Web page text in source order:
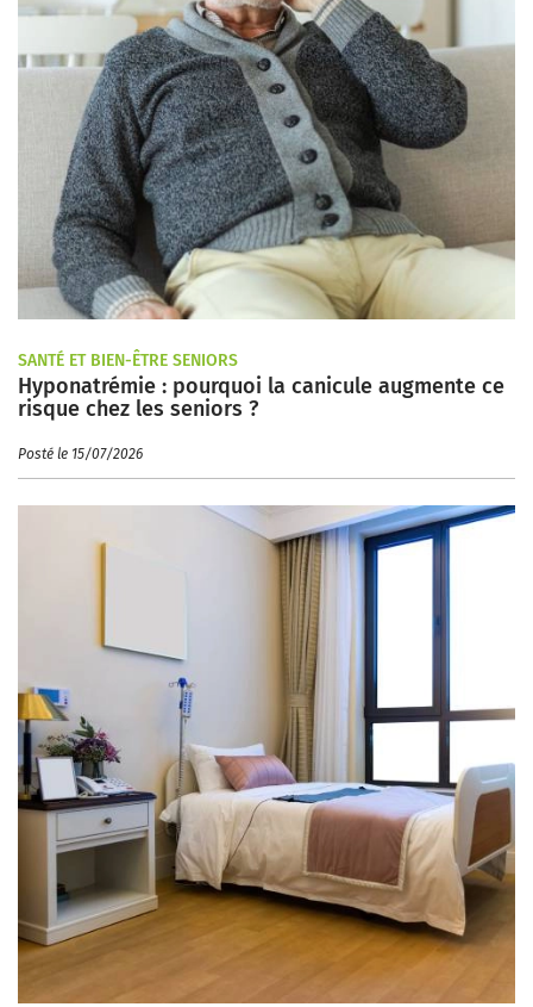
SANTÉ ET BIEN-ÊTRE SENIORS
Hyponatrémie : pourquoi la canicule augmente ce
risque chez les seniors ?
Posté le 15/07/2026